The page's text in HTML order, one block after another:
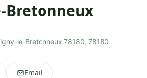
Bretonneux
le-Bretonneux 78180, 78180
Email